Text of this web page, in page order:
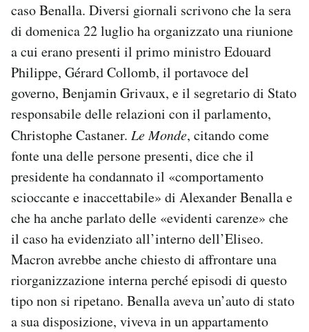
caso Benalla. Diversi giornali scrivono che la sera
di domenica 22 luglio ha organizzato una riunione
a cui erano presenti il primo ministro Edouard
Philippe, Gérard Collomb, il portavoce del
governo, Benjamin Grivaux, e il segretario di Stato
responsabile delle relazioni con il parlamento,
Christophe Castaner. Le Monde, citando come
fonte una delle persone presenti, dice che il
presidente ha condannato il «comportamento
scioccante e inaccettabile» di Alexander Benalla e
che ha anche parlato delle «evidenti carenze» che
il caso ha evidenziato all’interno dell’Eliseo.
Macron avrebbe anche chiesto di affrontare una
riorganizzazione interna perché episodi di questo
tipo non si ripetano. Benalla aveva un’auto di stato
a sua disposizione, viveva in un appartamento